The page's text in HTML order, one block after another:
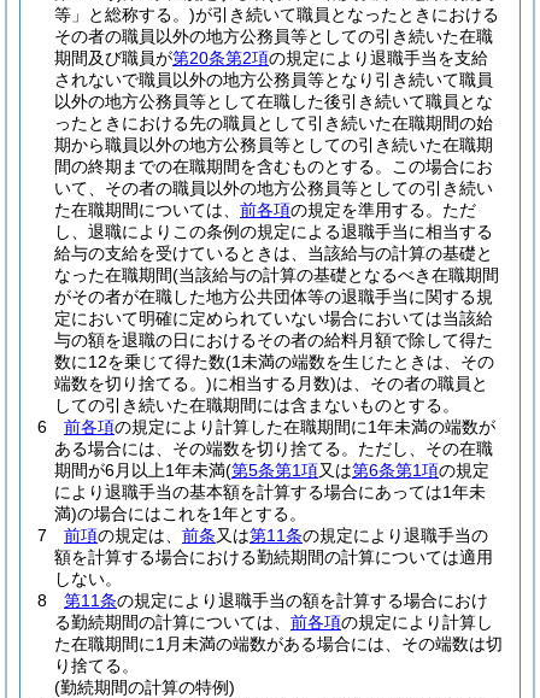
等」と総称する。)が引き続いて職員となったときにおける
その者の職員以外の地方公務員等としての引き続いた在職
期間及び職員が第20条第2項の規定により退職手当を支給
されないで職員以外の地方公務員等となり引き続いて職員
以外の地方公務員等として在職した後引き続いて職員とな
ったときにおける先の職員として引き続いた在職期間の始
期から職員以外の地方公務員等としての引き続いた在職期
間の終期までの在職期間を含むものとする。
この場合にお
いて、その者の職員以外の地方公務員等としての引き続い
た在職期間については、 前各項の規定を準用する。 ただ
し、退職によりこの条例の規定による退職手当に相当する
給与の支給を受けているときは、当該給与の計算の基礎と
なった在職期間(当該給与の計算の基礎となるべき在職期間
がその者が在職した地方公共団体等の退職手当に関する規
定において明確に定められていない場合においては当該給
与の額を退職の日におけるその者の給料月額で除して得た
数に12を乗じて得た数(1未満の端数を生じたときは、その
端数を切り捨てる。)に相当する月数)は、その者の職員と
しての引き続いた在職期間には含まないものとする。
6
前各項の規定により計算した在職期間に1年未満の端数が
ある場合には、その端数を切り捨てる。 ただし、その在職
期間が6月以上1年未満(第5条第1項又は第6条第1項の規定
により退職手当の基本額を計算する場合にあっては1年未
満)の場合にはこれを1年とする。
7
前項の規定は、 前条又は第11条の規定により退職手当の
額を計算する場合における勤続期間の計算については適用
しない。
8
第11条の規定により退職手当の額を計算する場合におけ
る勤続期間の計算については、 前各項の規定により計算し
た在職期間に1月未満の端数がある場合には、その端数は切
り捨てる。
(勤続期間の計算の特例)